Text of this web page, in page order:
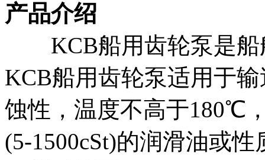
产品介绍
KCB船用齿轮泵是船
KCB船用齿轮泵适用于
蚀性，温度不高于180℃
(5-1500cSt)的润滑油或